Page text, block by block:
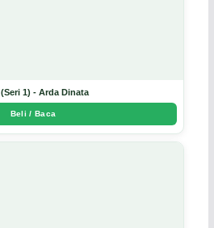
1) - Arda Dinata
Beli / Baca